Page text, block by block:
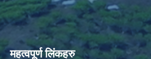
महत्वपूर्ण लिंकहरु